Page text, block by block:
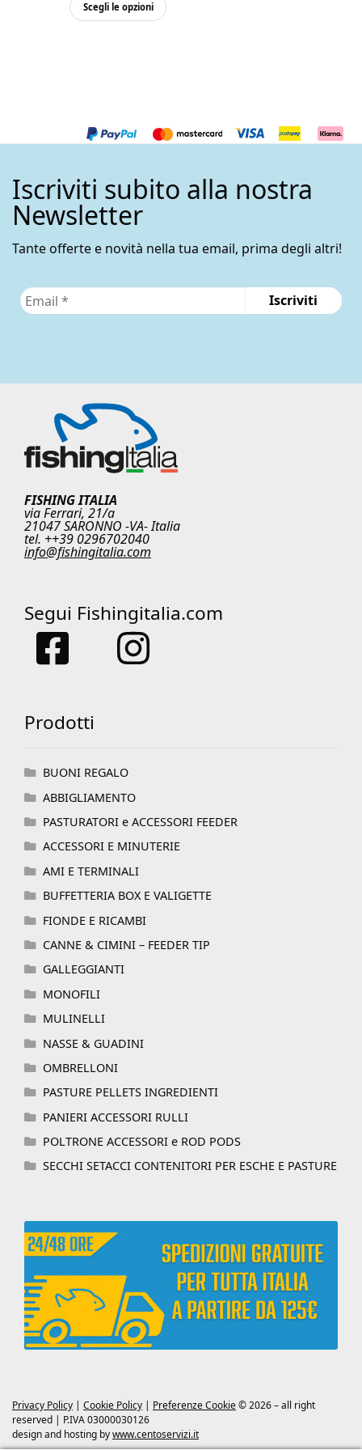
originale
Scegli le opzioni
opzioni
possono
scelte
nella
del
Iscriviti subito alla nostra
Newsletter
Tante offerte e novità nella tua email, prima degli altri!
FISHING ITALIA
via Ferrari, 21/a
21047 SARONNO -VA- Italia
tel. ++39 0296702040
info@fishingitalia.com
Segui Fishingitalia.com
Prodotti
BUONI REGALO
ABBIGLIAMENTO
PASTURATORI e ACCESSORI FEEDER
ACCESSORI E MINUTERIE
AMI E TERMINALI
BUFFETTERIA BOX E VALIGETTE
FIONDE E RICAMBI
CANNE & CIMINI – FEEDER TIP
GALLEGGIANTI
MONOFILI
MULINELLI
NASSE & GUADINI
OMBRELLONI
PASTURE PELLETS INGREDIENTI
PANIERI ACCESSORI RULLI
POLTRONE ACCESSORI e ROD PODS
SECCHI SETACCI CONTENITORI PER ESCHE E PASTURE
Privacy Policy | Cookie Policy | Preferenze Cookie© 2026 – all right
reserved | P.IVA 03000030126
design and hosting bywww.centoservizi.it